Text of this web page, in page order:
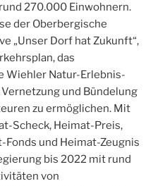
270.000 Einwohnern.
der Oberbergische
„Unser Dorf hat Zukunft“,
das
Wiehler Natur-Erlebnis-
und Bündelung
zu ermöglichen. Mit
Scheck, Heimat-Preis,
und Heimat-Zeugnis
bis 2022 mit rund
von